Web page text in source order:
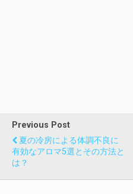
Previous Post
夏の冷房による体調不良に
有効なアロマ5選とその方法と
は？